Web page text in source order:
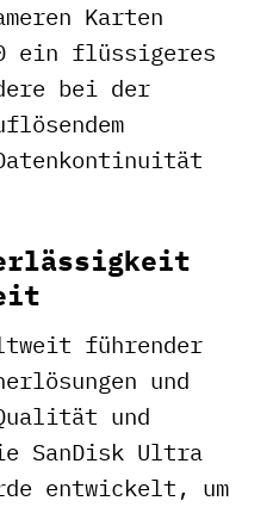
Karten
ein flüssigeres
bei der
führender
und
und
SanDisk Ultra
entwickelt, um